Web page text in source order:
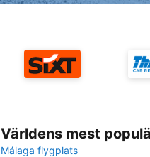
Världens mest
Málaga flygplats